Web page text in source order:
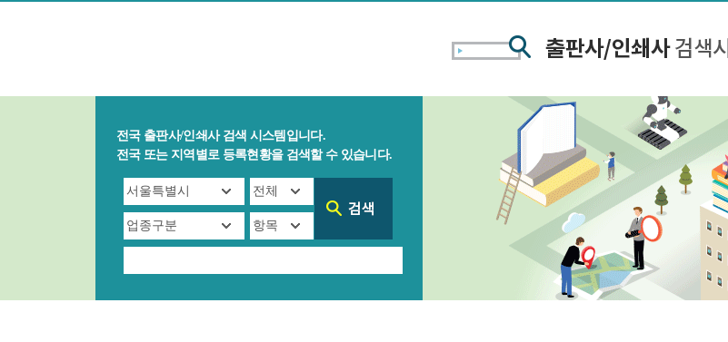
전국 출판사/인쇄사 검색 시스템입니다.
전국 또는 지역별로 등록현황을 검색할 수 있습니다.